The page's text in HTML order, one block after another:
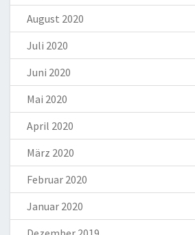
August 2020
Juli 2020
Juni 2020
Mai 2020
April 2020
März 2020
Februar 2020
Januar 2020